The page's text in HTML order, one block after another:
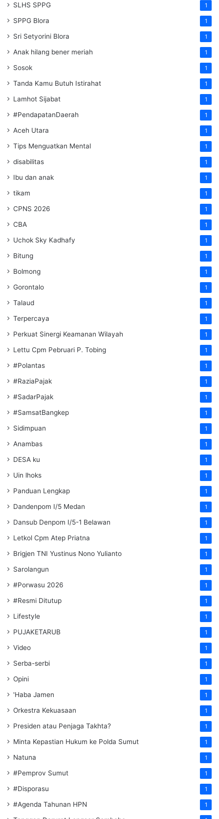
SLHS SPPG 1
SPPG Blora 1
Sri Setyorini Blora 1
Anak hilang bener meriah 1
Sosok 1
Tanda Kamu Butuh Istirahat 1
Lamhot Sijabat 1
#PendapatanDaerah 1
Aceh Utara 1
Tips Menguatkan Mental 1
disabilitas 1
Ibu dan anak 1
tikam 1
CPNS 2026 1
CBA 1
Uchok Sky Kadhafy 1
Bitung 1
Bolmong 1
Gorontalo 1
Talaud 1
Terpercaya 1
Perkuat Sinergi Keamanan Wilayah 1
Lettu Cpm Pebruari P. Tobing 1
#Polantas 1
#RaziaPajak 1
#SadarPajak 1
#SamsatBangkep 1
Sidimpuan 1
Anambas 1
DESA ku 1
Uin lhoks 1
Panduan Lengkap 1
Dandenpom I/5 Medan 1
Dansub Denpom I/5-1 Belawan 1
Letkol Cpm Atep Priatna 1
Brigjen TNI Yustinus Nono Yulianto 1
Sarolangun 1
#Porwasu 2026 1
#Resmi Ditutup 1
Lifestyle 1
PUJAKETARUB 1
Video 1
Serba-serbi 1
Opini 1
'Haba Jamen 1
Orkestra Kekuasaan 1
Presiden atau Penjaga Takhta? 1
Minta Kepastian Hukum ke Polda Sumut 1
Natuna 1
#Pemprov Sumut 1
#Disporasu 1
#Agenda Tahunan HPN 1